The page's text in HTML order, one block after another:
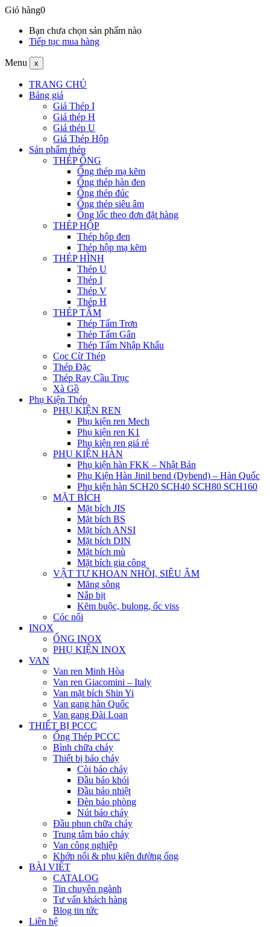
Giỏ hàng0
Bạn chưa chọn sản phẩm nào
Tiếp tục mua hàng
Menu x
TRANG CHỦ
Bảng giá
Giá Thép I
Giá thép H
Giá thép U
Giá Thép Hộp
Sản phẩm thép
THÉP ỐNG
Ống thép mạ kẽm
Ống thép hàn đen
Ống thép đúc
Ống thép siêu âm
Ống lốc theo đơn đặt hàng
THÉP HỘP
Thép hộp đen
Thép hộp mạ kẽm
THÉP HÌNH
Thép U
Thép I
Thép V
Thép H
THÉP TẤM
Thép Tấm Trơn
Thép Tấm Gân
Thép Tấm Nhập Khẩu
Cọc Cừ Thép
Thép Đặc
Thép Ray Cầu Trục
Xà Gồ
Phụ Kiện Thép
PHỤ KIỆN REN
Phụ kiện ren Mech
Phụ kiện ren K1
Phụ kiện ren giá rẻ
PHỤ KIỆN HÀN
Phụ kiện hàn FKK – Nhật Bản
Phụ Kiện Hàn Jinil bend (Dybend) – Hàn Quốc
Phụ kiện hàn SCH20 SCH40 SCH80 SCH160
MẶT BÍCH
Mặt bích JIS
Mặt bích BS
Mặt bích ANSI
Mặt bích DIN
Mặt bích mù
Mặt bích gia công
VẬT TƯ KHOAN NHỒI, SIÊU ÂM
Măng sông
Nắp bịt
Kẽm buộc, bulong, ốc viss
Cóc nối
INOX
ỐNG INOX
PHỤ KIỆN INOX
VAN
Van ren Minh Hòa
Van ren Giacomini – Italy
Van mặt bích Shin Yi
Van gang hàn Quốc
Van gang Đài Loan
THIẾT BỊ PCCC
Ống Thép PCCC
Bình chữa cháy
Thiết bị báo cháy
Còi báo cháy
Đầu báo khói
Đầu báo nhiệt
Đèn báo phòng
Nút báo cháy
Đầu phun chữa cháy
Trung tâm báo cháy
Van công nghiệp
Khớp nối & phụ kiện đường ống
BÀI VIẾT
CATALOG
Tin chuyên ngành
Tư vấn khách hàng
Blog tin tức
Liên hệ